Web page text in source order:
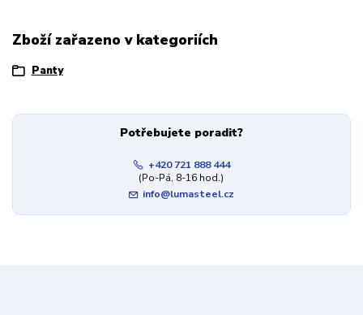
Zboží zařazeno v kategoriích
Panty
Potřebujete poradit?
+420 721 888 444
(Po-Pá, 8-16 hod.)
info@lumasteel.cz